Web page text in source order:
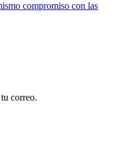
compromiso con las
correo.